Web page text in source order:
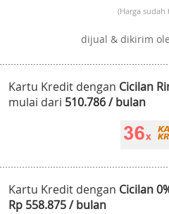
(Harga sudah
dijual & dikirim
Kartu Kredit dengan Cicilan
mulai dari 510.786 / bulan
Kartu Kredit dengan Cicilan
Rp 558.875 / bulan